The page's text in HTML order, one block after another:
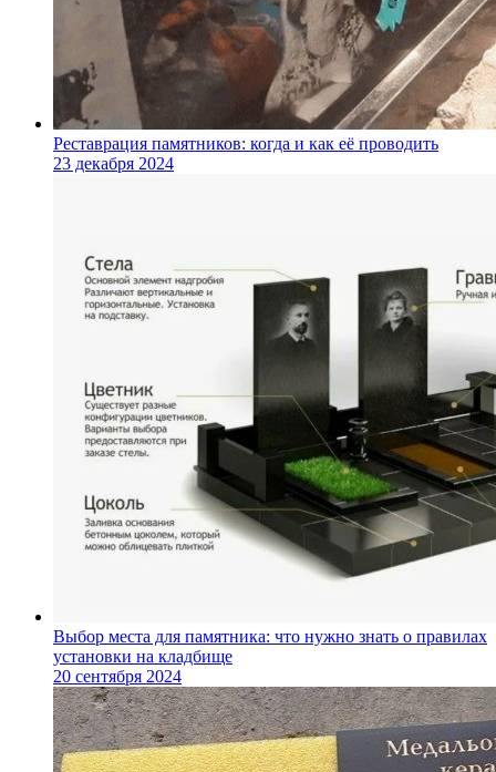
Реставрация памятников: когда и как её проводить
23 декабря 2024
Выбор места для памятника: что нужно знать о правилах
установки на кладбище
20 сентября 2024